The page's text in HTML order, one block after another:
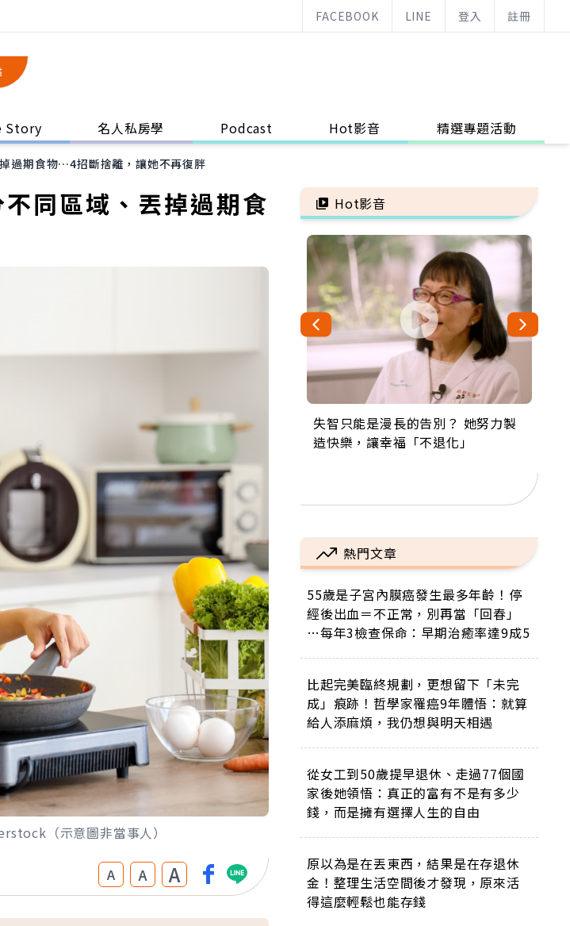
FACEBOOK LINE 登入 註冊
Story 名人私房學 Podcast Hot影音 精選專題活動
過期食物…4招斷捨離，讓她不再復胖
同區域、丟掉過期食
（示意圖非當事人）
A A A
Hot影音
失智只能是漫長的告別？ 她努力製
造快樂，讓幸福「不退化」
來自剛果的巧克力神父 為台灣奉獻
36年 「台灣是我的家，我連作夢都
63歲卸矽谷副總、搬回台灣找快
樂！「蛋黃哥小丑」走進安養院，
104歲打破金氏世界紀錄 成為全球
最年長羽球選手，分享長壽的秘密
事業巔峰他選擇追夢…黑手阿伯拉
小提琴還登上小巨蛋！連CNN都大
熱門文章
55歲是子宮內膜癌發生最多年齡！停
經後出血＝不正常，別再當「回春」
…每年3檢查保命：早期治癒率達9成5
比起完美臨終規劃，更想留下「未完
成」痕跡！哲學家罹癌9年體悟：就算
給人添麻煩，我仍想與明天相遇
從女工到50歲提早退休、走過77個國
家後她領悟：真正的富有不是有多少
錢，而是擁有選擇人生的自由
原以為是在丟東西，結果是在存退休
金！整理生活空間後才發現，原來活
得這麼輕鬆也能存錢